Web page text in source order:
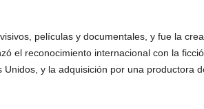
películas y documentales, y fue la
el reconocimiento internacional con la
y la adquisición por una productora